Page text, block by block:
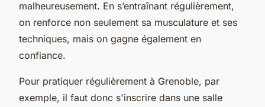
malheureusement. En s’entraînant régulièrement,
on renforce non seulement sa musculature et ses
techniques, mais on gagne également en
confiance.
Pour pratiquer régulièrement à Grenoble, par
exemple, il faut donc s'inscrire dans une salle